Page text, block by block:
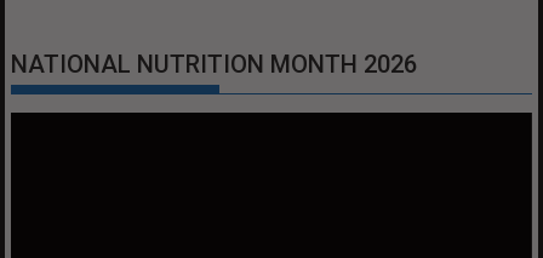
NATIONAL NUTRITION MONTH 2026